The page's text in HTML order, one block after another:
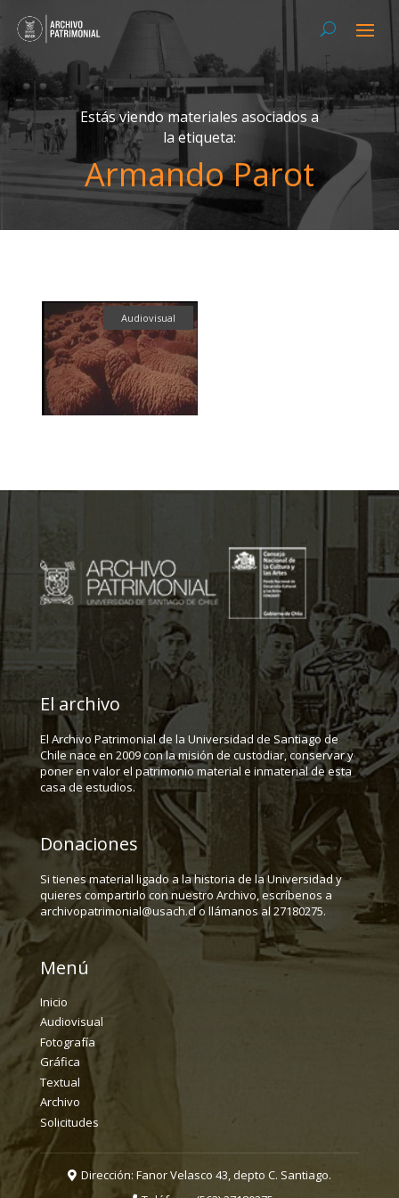
Estás viendo materiales asociados a
la etiqueta:
Armando Parot
Audiovisual
El archivo
El Archivo Patrimonial de la Universidad de Santiago de
Chile nace en 2009 con la misión de custodiar, conservar y
poner en valor el patrimonio material e inmaterial de esta
casa de estudios.
Donaciones
Si tienes material ligado a la historia de la Universidad y
quieres compartirlo con nuestro Archivo, escríbenos a
archivopatrimonial@usach.cl o llámanos al 27180275.
Menú
Inicio
Audiovisual
Fotografía
Gráfica
Textual
Archivo
Solicitudes
Dirección: Fanor Velasco 43, depto C. Santiago.